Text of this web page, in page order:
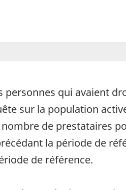
qui avaient
sur la population
de prestataires
la période de
de référence.